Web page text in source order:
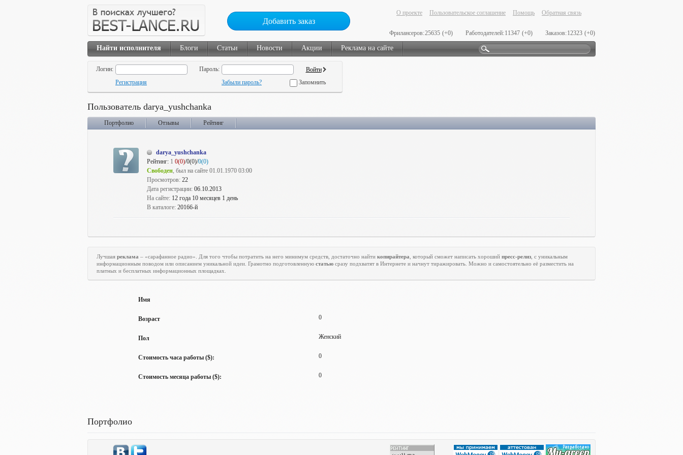
Добавить заказ
О проекте Пользовательское соглашение Помощь Обратная связь
Фрилансеров:25635 (+0) Работодателей:11347 (+0) Заказов:12323 (+0)
Найти исполнителя Блоги Статьи Новости Акции Реклама на сайте
Логин:
Пароль:
Регистрация
Забыли пароль? Запомнить
Пользователь darya_yushchanka
Портфолио Отзывы Рейтинг
darya_yushchanka
Рейтинг: 1 0(0)/0(0)/0(0)
Свободен, был на сайте 01.01.1970 03:00
Просмотров: 22
Дата регистрации: 06.10.2013
На сайте: 12 года 10 месяцев 1 день
В каталоге: 20166-й
Лучшая реклама – «сарафанное радио». Для того чтобы потратить на него минимум средств, достаточно найти копирайтера , который сможет написать хороший пресс-релиз , с уникальным
информационным поводом или описанием уникальной идеи. Грамотно подготовленную статью сразу подхватят в Интернете и начнут тиражировать. Можно и самостоятельно её разместить на
платных и бесплатных информационных площадках.
Имя
Возраст 0
Пол Женский
Стоимость часа работы ($): 0
Стоимость месяца работы ($): 0
Портфолио